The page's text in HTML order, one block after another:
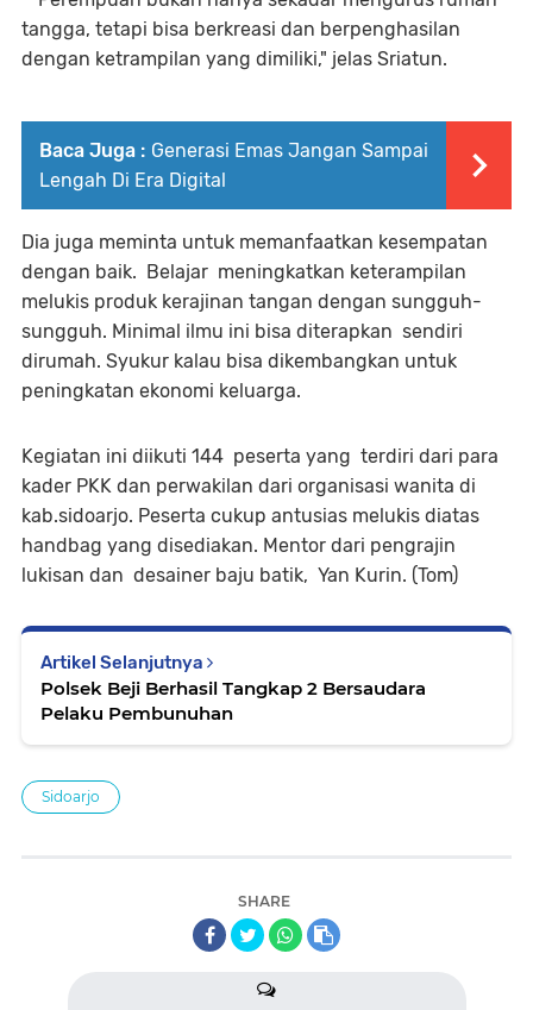
tangga, tetapi bisa berkreasi dan berpenghasilan
dengan ketrampilan yang dimiliki," jelas Sriatun.
Baca Juga : Generasi Emas Jangan Sampai
Lengah Di Era Digital
Dia juga meminta untuk memanfaatkan kesempatan
dengan baik. Belajar meningkatkan keterampilan
melukis produk kerajinan tangan dengan sungguh-
sungguh. Minimal ilmu ini bisa diterapkan sendiri
dirumah. Syukur kalau bisa dikembangkan untuk
peningkatan ekonomi keluarga.
Kegiatan ini diikuti 144 peserta yang terdiri dari para
kader PKK dan perwakilan dari organisasi wanita di
kab.sidoarjo. Peserta cukup antusias melukis diatas
handbag yang disediakan. Mentor dari pengrajin
lukisan dan desainer baju batik, Yan Kurin. (Tom)
Artikel Selanjutnya
Polsek Beji Berhasil Tangkap 2 Bersaudara
Pelaku Pembunuhan
Sidoarjo
SHARE